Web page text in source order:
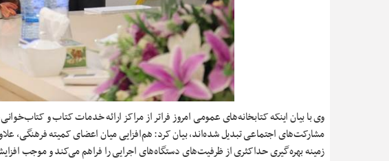
وی با بیان اینکه کتابخانه‌های عمومی امروز فراتر از مراکز ارائه خدمات کتاب و
مشارکت‌های اجتماعی تبدیل شده‌اند، بیان کرد: هم‌افزایی میان اعضای کمیته فرهنگی،
زمینه بهره‌گیری حداکثری از ظرفیت‌های دستگاه‌های اجرایی را فراهم می‌کند و موجب